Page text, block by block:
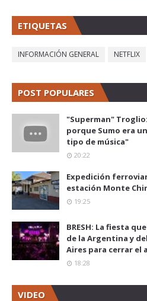
ETIQUETAS
INFORMACIÓN GENERAL NETFLIX
POST POPULARES
"Superman"
porque Sumo era
tipo de música"
20:22
Expedición
estación Monte
19:25
BRESH: La fiesta
de la Argentina y
Aires para cerrar el
18:28
VIDEO